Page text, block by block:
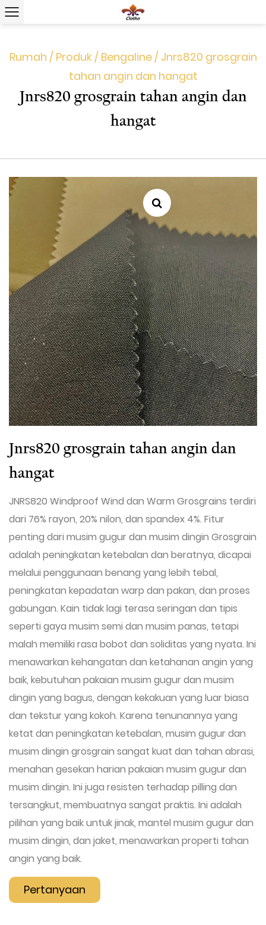
Rumah / Produk / Bengaline/ Jnrs820 grosgrain
tahan angin dan hangat
Jnrs820 grosgrain tahan angin dan
hangat
Jnrs820 grosgrain tahan angin dan
hangat
JNRS820 Windproof Wind dan Warm Grosgrains terdiri
dari 76% rayon, 20% nilon, dan spandex 4%. Fitur
penting dari musim gugur dan musim dingin Grosgrain
adalah peningkatan ketebalan dan beratnya, dicapai
melalui penggunaan benang yang lebih tebal,
peningkatan kepadatan warp dan pakan, dan proses
gabungan. Kain tidak lagi terasa seringan dan tipis
seperti gaya musim semi dan musim panas, tetapi
malah memiliki rasa bobot dan soliditas yang nyata. Ini
menawarkan kehangatan dan ketahanan angin yang
baik, kebutuhan pakaian musim gugur dan musim
dingin yang bagus, dengan kekakuan yang luar biasa
dan tekstur yang kokoh. Karena tenunannya yang
ketat dan peningkatan ketebalan, musim gugur dan
musim dingin grosgrain sangat kuat dan tahan abrasi,
menahan gesekan harian pakaian musim gugur dan
musim dingin. Ini juga resisten terhadap pilling dan
tersangkut, membuatnya sangat praktis. Ini adalah
pilihan yang baik untuk jinak, mantel musim gugur dan
musim dingin, dan jaket, menawarkan properti tahan
angin yang baik.
Pertanyaan